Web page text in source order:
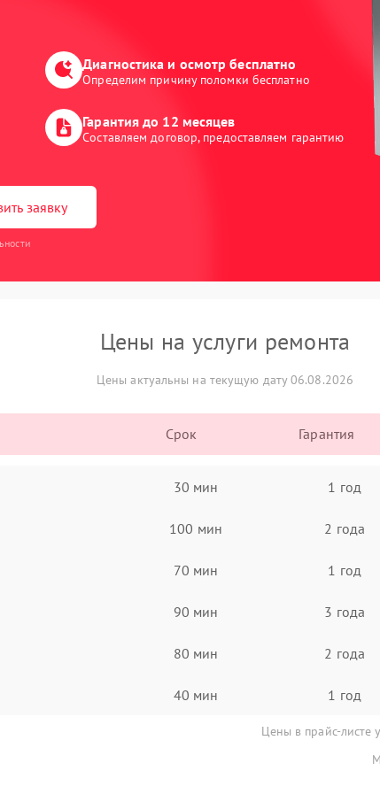
Диагностика и осмотр бесплатно
Определим причину поломки бесплатно
Гарантия до 12 месяцев
Составляем договор, предоставляем гарантию
заявку
Цены на услуги ремонта
Цены актуальны на текущую дату 06.08.2026
Срок Гарантия
30 мин 1 год
100 мин 2 года
70 мин 1 год
90 мин 3 года
80 мин 2 года
40 мин 1 год
Цены в прайс-листе